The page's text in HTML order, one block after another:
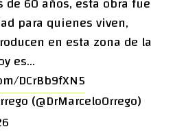
para quienes viven,
en esta zona de la
es…
DCrBb9fXN5
(@DrMarceloOrrego)